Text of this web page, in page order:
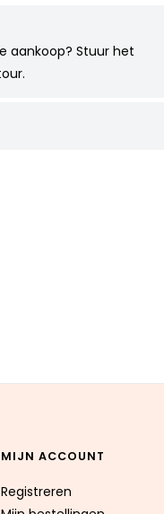
aankoop? Stuur het
MIJN ACCOUNT
Registreren